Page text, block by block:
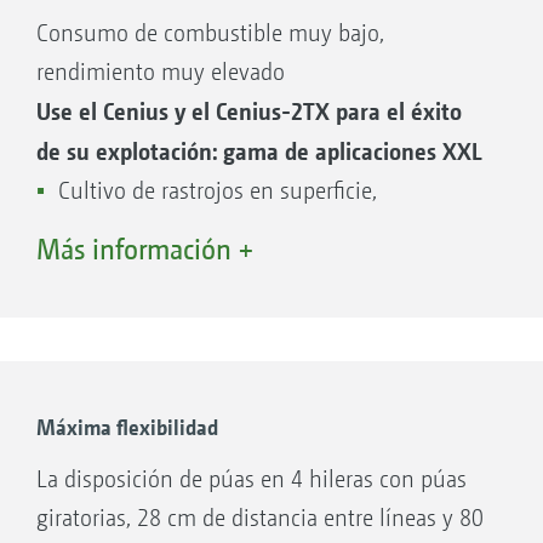
Más estabilidad
Más posibilidades de aplicación
Más comodidad y calidad del trabajo
Menos obstrucciones
Menos consumo de combustible
Menos costes por desgaste
de 3,0 m
m
Cenius 4003 Super, ancho de trabajo de 4,0
Consumo de combustible muy bajo,
rendimiento muy elevado
Use el Cenius y el Cenius-2TX para el éxito
de su explotación: gama de aplicaciones XXL
Cultivo de rastrojos en superficie,
12 cm
Descompactación del terreno a gran
profundidad: de 20 a 35 cm
Preparación del lecho de siembra en
Más información +
Máxima flexibilidad
La disposición de púas en 4 hileras con púas
giratorias, 28 cm de distancia entre líneas y 80